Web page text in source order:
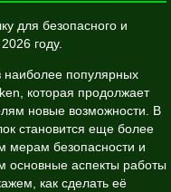
для безопасного и
году.
наиболее популярных
которая продолжает
новые возможности. В
становится еще более
мерам безопасности и
основные аспекты работы
как сделать её